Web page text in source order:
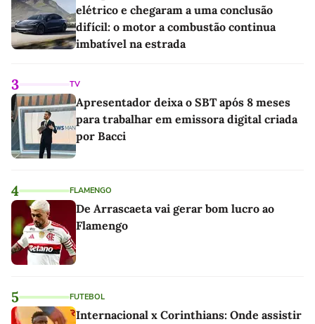
elétrico e chegaram a uma conclusão
difícil: o motor a combustão continua
imbatível na estrada
3 TV
Apresentador deixa o SBT após 8 meses
para trabalhar em emissora digital criada
por Bacci
4 FLAMENGO
De Arrascaeta vai gerar bom lucro ao
Flamengo
5 FUTEBOL
Internacional x Corinthians: Onde assistir